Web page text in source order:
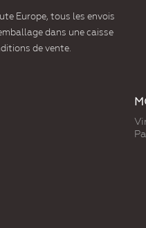
Europe, tous les envois
dans une caisse
de vente.